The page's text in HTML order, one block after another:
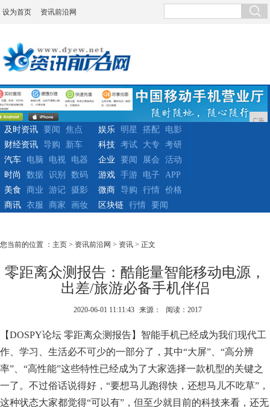
设为首页 资讯前沿网
广告
及时资讯 要闻
焦点
财经资讯
导购 新车
娱乐 明星 搭配
电影
科技
考试 大专
考研
汽车
电脑 电视
电器
时尚
数据 识别 数码
企业 要闻 展会
活动
游戏
手游 电子
APP
美食
商业 游记
摄影
商讯
衣服 商家 画妆
微商 导购 行情
价格
区块链
行情 要闻
您当前的位置 ： 主页 > 资讯前沿网 > 资讯 > 正文
零距离众测报告：酷能量智能移动电源，
出差/旅游必备手机伴侣
2020-06-01 11:11:43 来源： 阅读：2017
【DOSPY论坛 零距离众测报告】智能手机已经成为我们现代工
作、学习、生活必不可少的一部分了，其中“大屏”、“高分辨
率”、“高性能”这些特性已经成为了大家选择一款机型的关键之
一了。不过俗话说得好，“要想马儿跑得快，还想马儿不吃草”，
这种状态大家都觉得“可以有”，但至少就目前的科技来看，还无